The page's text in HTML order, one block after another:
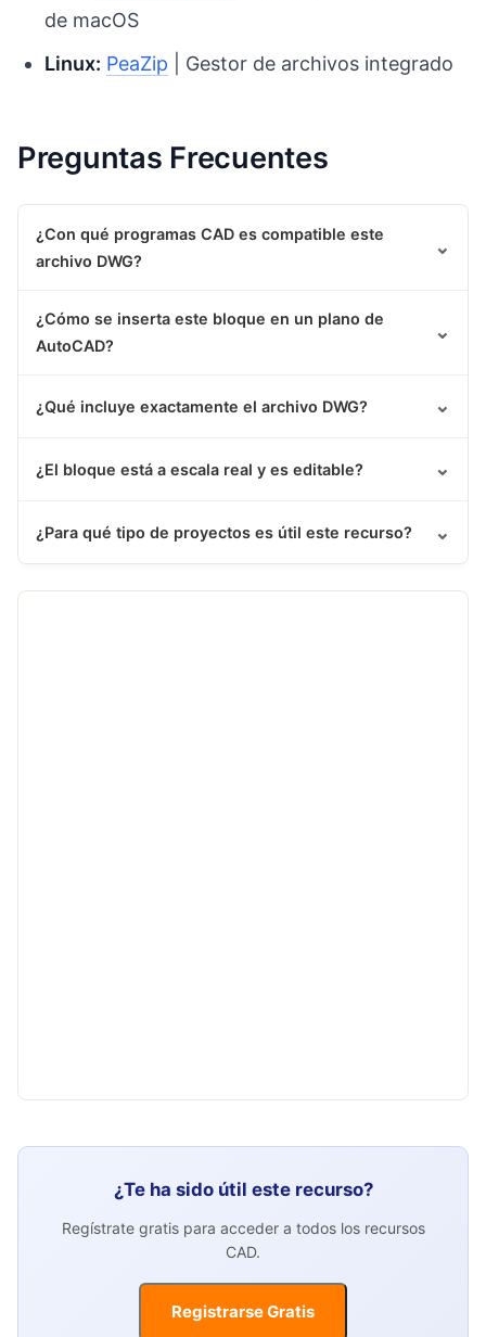
de macOS
Linux: PeaZip | Gestor de archivos integrado
Preguntas Frecuentes
¿Con qué programas CAD es compatible este
archivo DWG?
⌄
¿Cómo se inserta este bloque en un plano de
AutoCAD?
⌄
¿Qué incluye exactamente el archivo DWG? ⌄
¿El bloque está a escala real y es editable? ⌄
¿Para qué tipo de proyectos es útil este recurso? ⌄
¿Te ha sido útil este recurso?
Regístrate gratis para acceder a todos los recursos
CAD.
Registrarse Gratis